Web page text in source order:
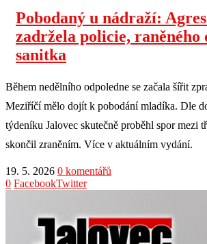
Pobodaný u nádraží:
zadržela policie, raněného
sanitka
Během nedělního odpoledne se začala šířit
Meziříčí mělo dojít k pobodání mladíka. Dle
týdeníku Jalovec skutečně proběhl spor mezi
skončil zraněním. Více v aktuálním vydání.
19. 5. 2026 0 komentářů
0 FacebookTwitter